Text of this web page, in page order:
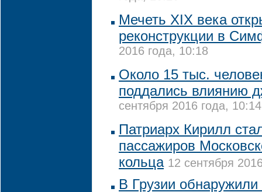
Мечеть XIX века
реконструкции в
2016 года, 10:18
Около 15 тыс.
поддались влиянию
сентября 2016 года, 10:14
Патриарх Кирилл
пассажиров
кольца 12 сентября
В Грузии обнаружили